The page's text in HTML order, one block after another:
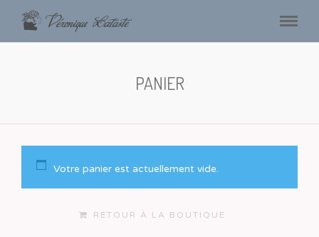
PANIER
Votre panier est actuellement vide.
RETOUR À LA BOUTIQUE